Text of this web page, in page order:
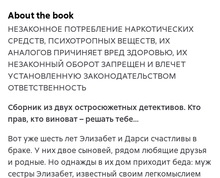
About the book
НЕЗАКОННОЕ ПОТРЕБЛЕНИЕ НАРКОТИЧЕСКИХ
СРЕДСТВ, ПСИХОТРОПНЫХ ВЕЩЕСТВ, ИХ
АНАЛОГОВ ПРИЧИНЯЕТ ВРЕД ЗДОРОВЬЮ, ИХ
НЕЗАКОННЫЙ ОБОРОТ ЗАПРЕЩЕН И ВЛЕЧЕТ
УСТАНОВЛЕННУЮ ЗАКОНОДАТЕЛЬСТВОМ
ОТВЕТСТВЕННОСТЬ
Сборник из двух остросюжетных детективов. Кто
прав, кто виноват – решать тебе…
Вот уже шесть лет Элизабет и Дарси счастливы в
браке. У них двое сыновей, рядом любящие друзья
и родные. Но однажды в их дом приходит беда: муж
сестры Элизабет, известный своим легкомыслием